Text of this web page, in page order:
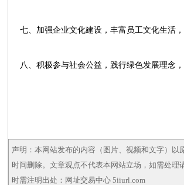
七、加强企业文化建设，丰富员工文化生活
八、积极参与社会公益，践行绿色发展理念
声明：本网站发布的内容（图片、视频和文字）
时间删除。文章观点不代表本网站立场，如需处
时需注明出处：网址交易中心 5iiurl.com